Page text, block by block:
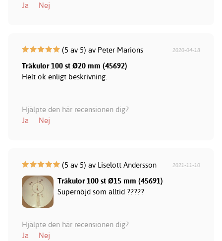
Ja
Nej
(5 av 5) av Peter Marions 2020-04-18
Träkulor 100 st Ø20 mm (45692)
Helt ok enligt beskrivning.
Hjälpte den här recensionen dig?
Ja
Nej
(5 av 5) av Liselott Andersson 2021-11-10
Träkulor 100 st Ø15 mm (45691)
Supernöjd som alltid ?????
Hjälpte den här recensionen dig?
Ja
Nej